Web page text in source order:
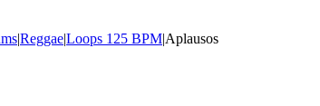
|Reggae|Loops 125 BPM|Aplausos